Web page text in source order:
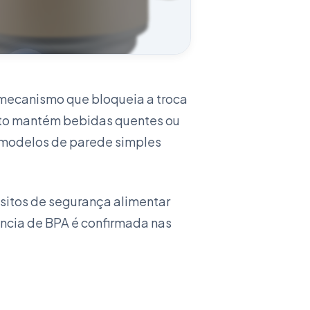
+ 3 IMAGENS
que bloqueia a troca
mantém bebidas quentes ou
de parede simples
de segurança alimentar
de BPA é confirmada nas